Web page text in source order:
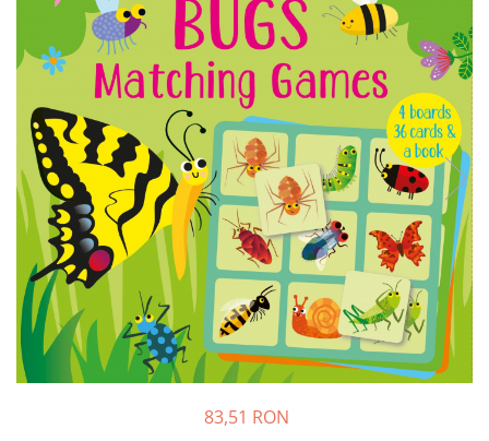
Biblia pentru copii
Carti cu magneti
Carti fold-out
Carti slot-together
Dictionare
Enciclopedii
Ghid ingrijire animale
Programare
Cuvinte incrucisate
Retete de prajituri (baking books)
Mijloace de transport
Numere, litere, forme, culori
Pasari
Paște
Poppy si Sam
Printese, zane si papusi
Religios
Scoala
Spatiu
Supereroi
83,51 RON